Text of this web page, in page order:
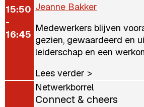
15:50
-
16:45
Jeanne Bakker
Medewerkers blijven
gezien, gewaardeerd en
leiderschap en een
Lees verder >
Netwerkborrel
Connect & cheers